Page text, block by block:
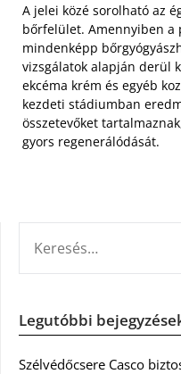
A jelei közé sorolható az
bőrfelület. Amennyiben a
mindenképp
vizsgálatok alapján derül
ekcéma krém és egyéb
kezdeti stádiumban
összetevőket
gyors regenerálódását.
Legutóbbi
Szélvédőcsere Casco